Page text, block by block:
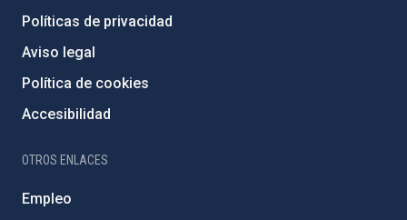
Políticas de privacidad
Aviso legal
Política de cookies
Accesibilidad
OTROS ENLACES
Empleo